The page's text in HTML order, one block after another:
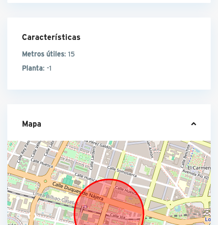
Características
Metros útiles: 15
Planta: -1
Mapa